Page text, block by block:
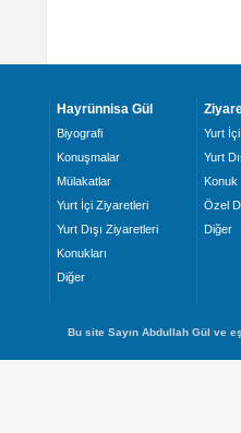
Hayrünnisa Gül
Biyografi
Konuşmalar
Mülakatlar
Yurt İçi Ziyaretleri
Yurt Dışı Ziyaretleri
Konukları
Diğer
Yurt İçi
Yurt
Konuk
Özel
Diğer
Bu site Sayın Abdullah Gül ve